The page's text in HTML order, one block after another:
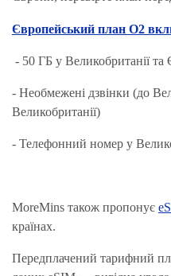
Європейський план O2
- 50 ГБ у Великобританії та
- Необмежені дзвінки (до
Великобританії)
- Телефонний номер у
MoreMins також пропонує
країнах.
Передплачений тарифний